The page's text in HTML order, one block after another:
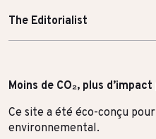
The Editorialist
Moins de CO₂, plus
Ce site a été éco-conçu
environnemental.